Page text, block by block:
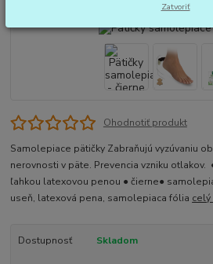
Ohodnotiť produkt
Samolepiace pätičky Zabraňujú vyzúvaniu
nerovnosti v päte. Prevencia vzniku otlakov.
ľahkou latexovou penou ● čierne●
useň, latexová pena, samolepiaca fólia
Dostupnosť Skladom
Zatvoriť